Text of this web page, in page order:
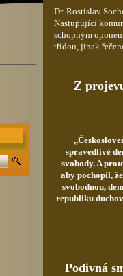
Dr. Rostislav
Nastupující
schopným
třídou, jinak
Z
spravedlivé
svobody. A
aby pochopil,
svobodnou,
republiku
Podivná